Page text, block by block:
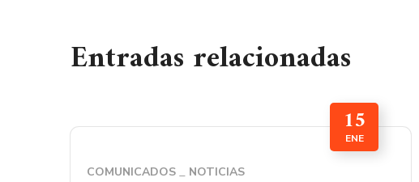
Entradas relacionadas
15
ENE
COMUNICADOS NOTICIAS